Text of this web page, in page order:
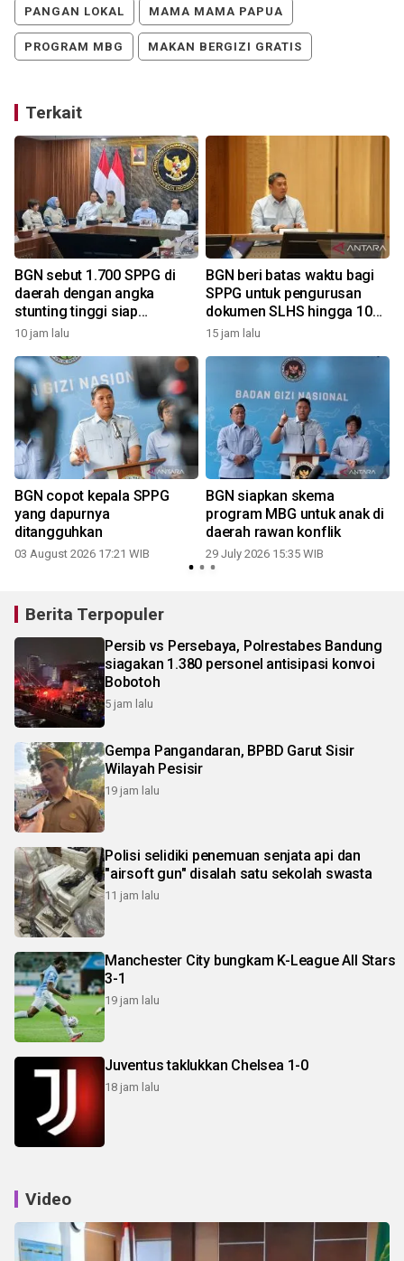
PANGAN LOKAL MAMA MAMA PAPUA
PROGRAM MBG MAKAN BERGIZI GRATIS
Terkait
BGN sebut 1.700 SPPG di
daerah dengan angka
stunting tinggi siap
beroperasi
10 jam lalu
BGN beri batas waktu bagi
SPPG untuk pengurusan
dokumen SLHS hingga 10
Agustus
15 jam lalu
BGN copot kepala SPPG
yang dapurnya
ditangguhkan
03 August 2026 17:21 WIB
BGN siapkan skema
program MBG untuk anak di
daerah rawan konflik
29 July 2026 15:35 WIB
Berita Terpopuler
Persib vs Persebaya, Polrestabes Bandung
siagakan 1.380 personel antisipasi konvoi
Bobotoh
5 jam lalu
Gempa Pangandaran, BPBD Garut Sisir
Wilayah Pesisir
19 jam lalu
Polisi selidiki penemuan senjata api dan
"airsoft gun" disalah satu sekolah swasta
11 jam lalu
Manchester City bungkam K-League All Stars
3-1
19 jam lalu
Juventus taklukkan Chelsea 1-0
18 jam lalu
Video